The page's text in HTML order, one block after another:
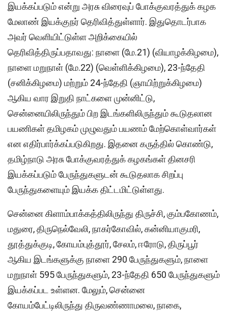
இயக்கப்படும் என்று அரசு விரைவுப் போக்குவரத்துக் கழக
மேலாண் இயக்குநர் தெரிவித்துள்ளார். இதுதொடர்பாக
அவர் வெளியிட்டுள்ள அறிக்கையில்
தெரிவித்திருப்பதாவது: நாளை (மே.21) (வியாழக்கிழமை),
நாளை மறுநாள் (மே.22) (வெள்ளிக்கிழமை), 23-ந்தேதி
(சனிக்கிழமை) மற்றும் 24-ந்தேதி (ஞாயிற்றுக்கிழமை)
ஆகிய வார இறுதி நாட்களை முன்னிட்டு,
சென்னையிலிருந்தும் பிற இடங்களிலிருந்தும் கூடுதலான
பயணிகள் தமிழகம் முழுவதும் பயணம் மேற்கொள்வார்கள்
என எதிர்பார்க்கப்படுகிறது. இதனை கருத்தில் கொண்டு,
தமிழ்நாடு அரசு போக்குவரத்துக் கழகங்கள் தினசரி
இயக்கப்படும் பேருந்துகளுடன் கூடுதலாக சிறப்பு
பேருந்துகளையும் இயக்க திட்டமிட்டுள்ளது.
சென்னை கிளாம்பாக்கத்திலிருந்து திருச்சி, கும்பகோணம்,
மதுரை, திருநெல்வேலி, நாகர்கோவில், கன்னியாகுமரி,
தூத்துக்குடி, கோயம்புத்தூர், சேலம், ஈரோடு, திருப்பூர்
ஆகிய இடங்களுக்கு நாளை 290 பேருந்துகளும், நாளை
மறுநாள் 595 பேருந்துகளும், 23-ந்தேதி 650 பேருந்துகளும்
இயக்கப்பட உள்ளன. மேலும், சென்னை
கோயம்பேட்டிலிருந்து திருவண்ணாமலை, நாகை,